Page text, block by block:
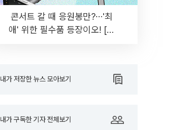
콘서트 갈 때 응원봉만?⋯'최
애' 위한 필수품 등장이오! [솔
내가 저장한 뉴스 모아보기
내가 구독한 기자 전체보기